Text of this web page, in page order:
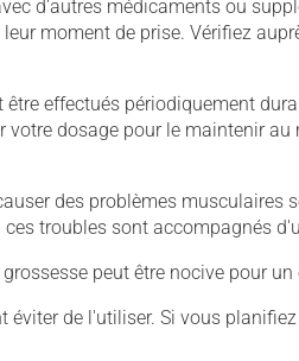
d'autres médicaments ou
moment de prise. Vérifiez
être effectués périodiquement
dosage pour le maintenir
des problèmes
troubles sont accompagnés
peut être nocive pour
éviter de l'utiliser. Si vous